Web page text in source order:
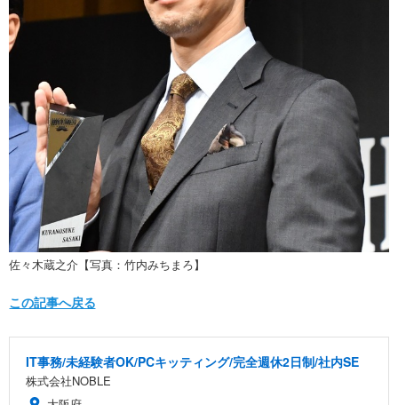
佐々木蔵之介【写真：竹内みちまろ】
この記事へ戻る
IT事務/未経験者OK/PCキッティング/完全週休2日制/社内SE
株式会社NOBLE